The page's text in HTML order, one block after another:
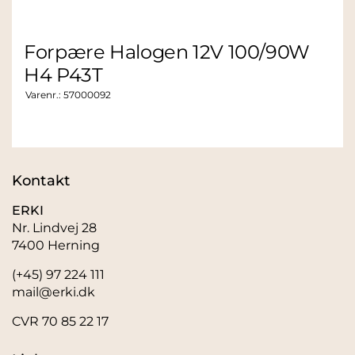
Forpære Halogen 12V 100/90W
H4 P43T
Varenr.: 57000092
Kontakt
ERKI
Nr. Lindvej 28
7400 Herning
(+45) 97 224 111
mail@erki.dk
CVR 70 85 22 17